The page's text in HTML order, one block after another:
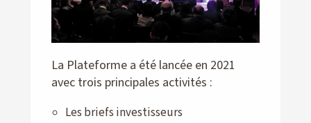
La Plateforme a été lancée en 2021
avec trois principales activités :
Les briefs investisseurs